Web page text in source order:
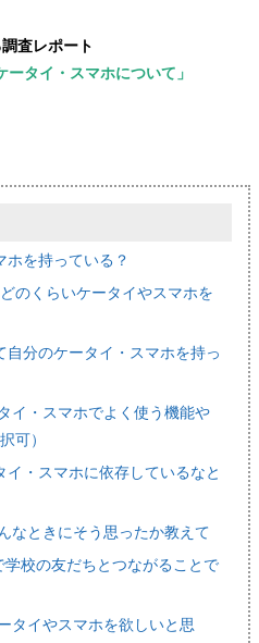
査レポート
タイ・スマホについて」
ホを持っている？
のくらいケータイやスマホを
自分のケータイ・スマホを持っ
イ・スマホでよく使う機能や
可）
・スマホに依存しているなと
なときにそう思ったか教えて
学校の友だちとつながることで
タイやスマホを欲しいと思